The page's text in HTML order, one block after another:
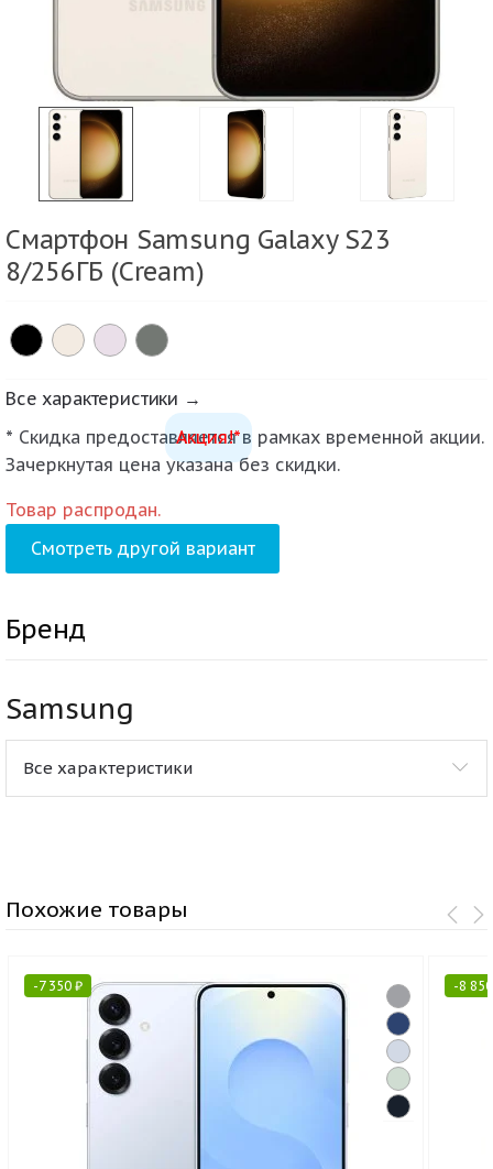
Смартфон Samsung Galaxy S23
8/256ГБ (Cream)
Все характеристики →
Акция!*
* Скидка предоставляется в рамках временной акции.
Зачеркнутая цена указана без скидки.
Товар распродан.
Смотреть другой вариант
Бренд
Samsung
Все характеристики
Похожие товары
-7 350₽ -8